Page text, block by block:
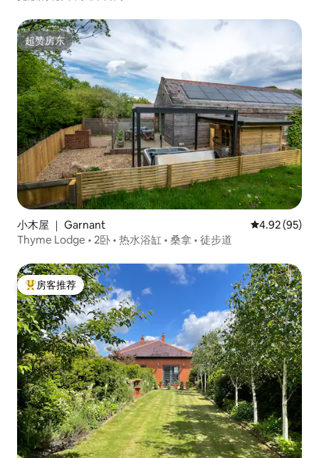
超赞房东
超赞房东
小木屋 ｜ Garnant 平均评分
4.92 (95)
Thyme Lodge • 2卧 • 热水浴缸 • 桑拿 • 徒步道
热门「房客推荐」
房客推荐